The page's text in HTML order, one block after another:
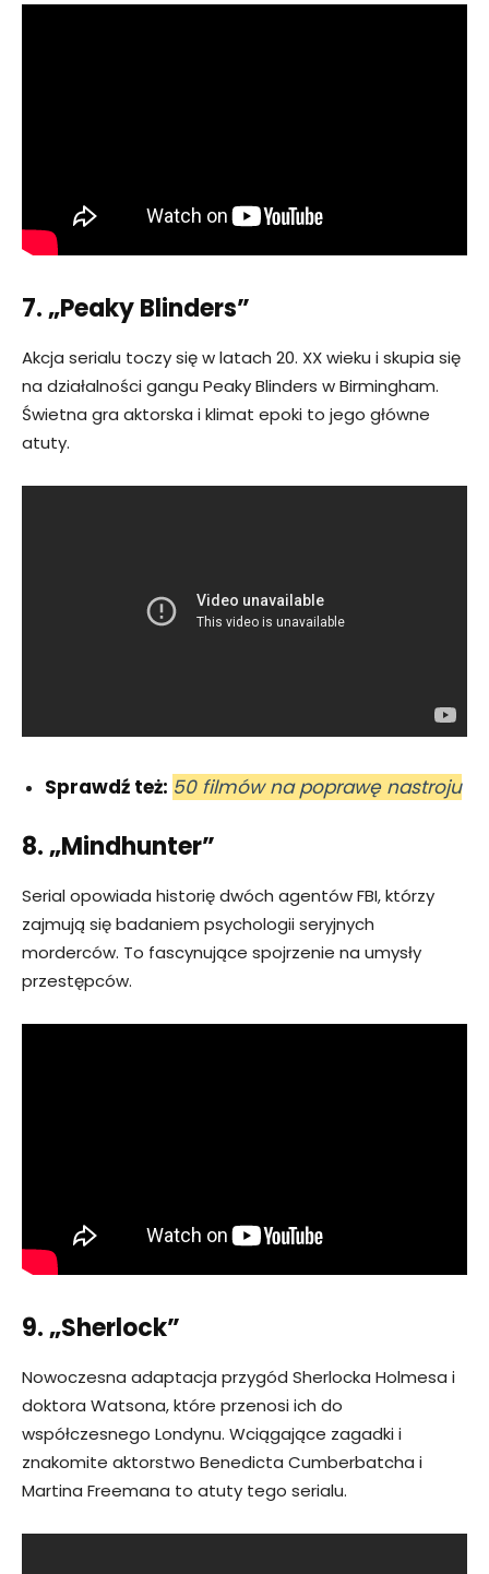
7. „Peaky Blinders”
Akcja serialu toczy się w latach 20. XX wieku i skupia się
na działalności gangu Peaky Blinders w Birmingham.
Świetna gra aktorska i klimat epoki to jego główne
atuty.
Sprawdź też: 50 filmów na poprawę nastroju
8. „Mindhunter”
Serial opowiada historię dwóch agentów FBI, którzy
zajmują się badaniem psychologii seryjnych
morderców. To fascynujące spojrzenie na umysły
przestępców.
9. „Sherlock”
Nowoczesna adaptacja przygód Sherlocka Holmesa i
doktora Watsona, które przenosi ich do
współczesnego Londynu. Wciągające zagadki i
znakomite aktorstwo Benedicta Cumberbatcha i
Martina Freemana to atuty tego serialu.